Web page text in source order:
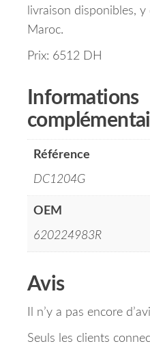
livraison disponibles,
Maroc.
Prix: 6512 DH
Informations
Référence
DC1204G
OEM
620224983R
Avis
Il n’y a pas encore
Seuls les clients